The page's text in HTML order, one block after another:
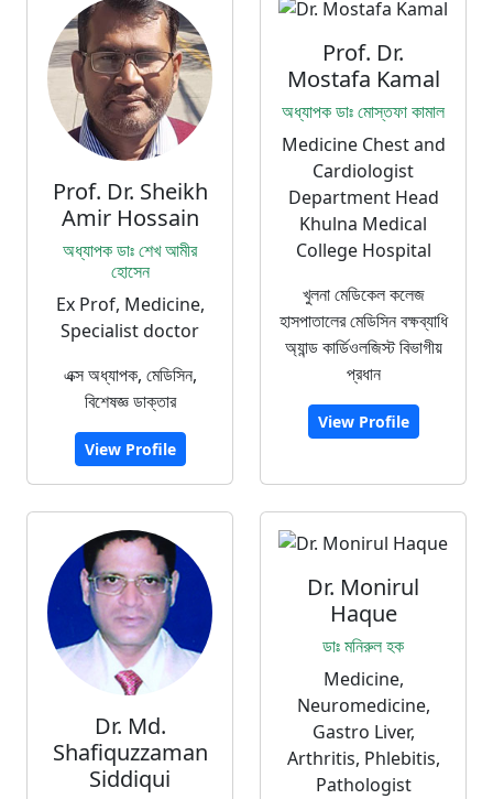
Prof. Dr. Sheikh
Amir Hossain
অধ্যাপক ডাঃ শেখ আমীর
হোসেন
Ex Prof, Medicine,
Specialist doctor
এক্স অধ্যাপক, মেডিসিন,
বিশেষজ্ঞ ডাক্তার
View Profile
Prof. Dr.
Mostafa Kamal
অধ্যাপক ডাঃ মোস্তফা কামাল
Medicine Chest and
Cardiologist
Department Head
Khulna Medical
College Hospital
খুলনা মেডিকেল কলেজ
হাসপাতালের মেডিসিন বক্ষব্যাধি
অ্যান্ড কার্ডিওলজিস্ট বিভাগীয়
প্রধান
View Profile
Dr. Md.
Shafiquzzaman
Siddiqui
Dr. Monirul
Haque
ডাঃ মনিরুল হক
Medicine,
Neuromedicine,
Gastro Liver,
Arthritis, Phlebitis,
Pathologist